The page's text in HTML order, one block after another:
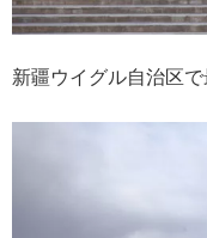
新疆ウイグル自治区